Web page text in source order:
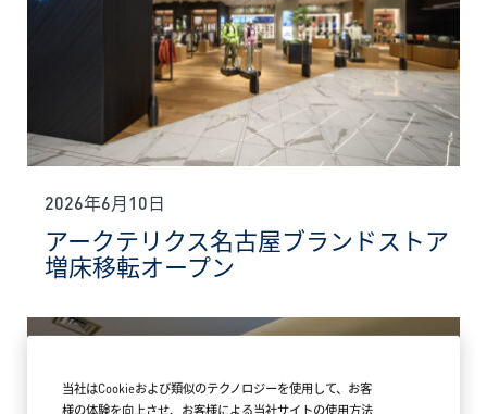
2026年6月10日
アークテリクス名古屋ブランドストア
増床移転オープン
当社はCookieおよび類似のテクノロジーを使用して、お客
様の体験を向上させ、お客様による当社サイトの使用方法